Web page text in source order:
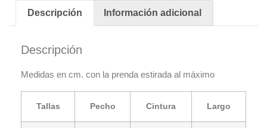
Descripción Información adicional
Descripción
Medidas en cm. con la prenda estirada al máximo
Tallas Pecho Cintura Largo